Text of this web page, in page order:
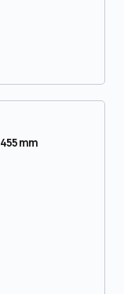
mm